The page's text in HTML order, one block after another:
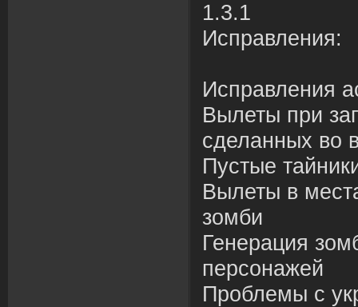
1.3.1
Исправления:
Исправления
Вылеты при
сделанных во
Пустые
Вылеты в
зомби
Генерация
персонажей
Проблемы с